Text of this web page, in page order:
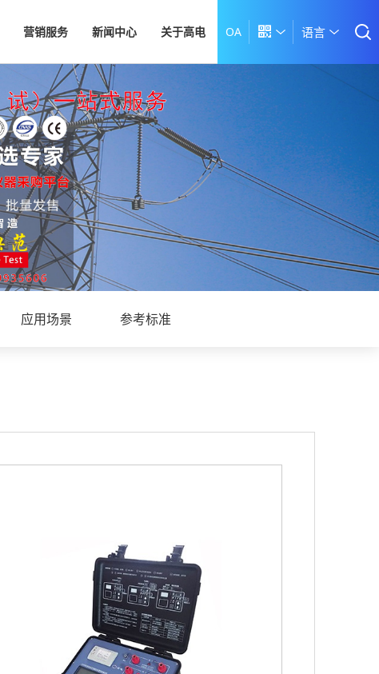
营销服务 新闻中心 关于高电 OA  语言
应用场景 参考标准